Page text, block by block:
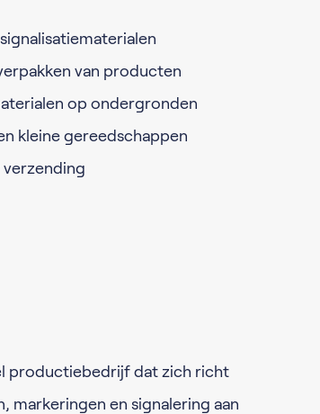
van producten
op ondergronden
kleine gereedschappen
productiebedrijf dat zich richt
markeringen en signalering aan